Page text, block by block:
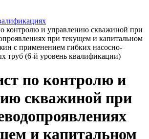
контролю и управлению скважиной при
при текущем и капитальном
с применением гибких насосно-
труб (6-й уровень квалификации)
по контролю и
скважиной при
и капитальном